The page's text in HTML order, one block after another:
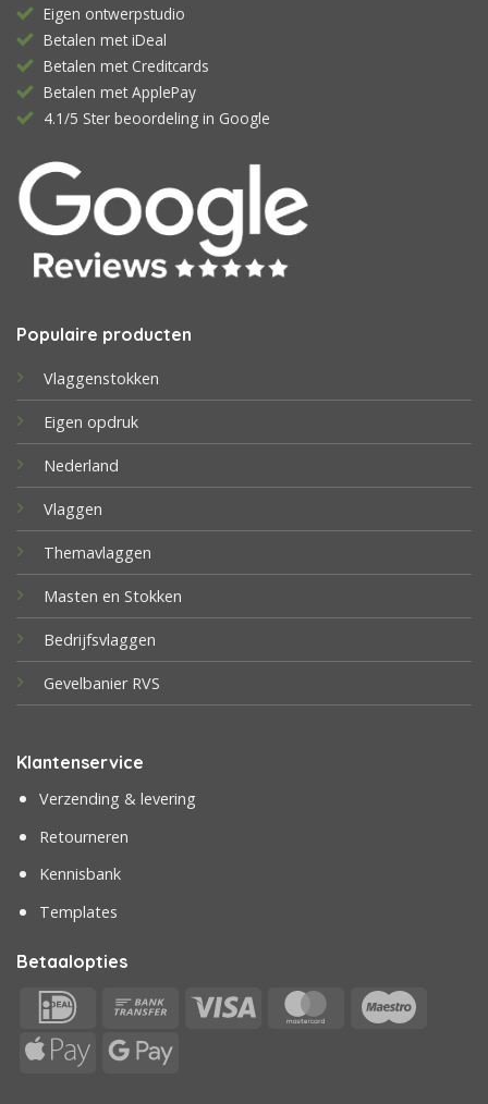
Eigen ontwerpstudio
Betalen met iDeal
Betalen met Creditcards
Betalen met ApplePay
4.1/5 Ster beoordeling in Google
Populaire producten
Vlaggenstokken
Eigen opdruk
Nederland
Vlaggen
Themavlaggen
Masten en Stokken
Bedrijfsvlaggen
Gevelbanier RVS
Klantenservice
Verzending & levering
Retourneren
Kennisbank
Templates
Betaalopties
IDeal
Bank
Visa MasterCard
Apple
Google